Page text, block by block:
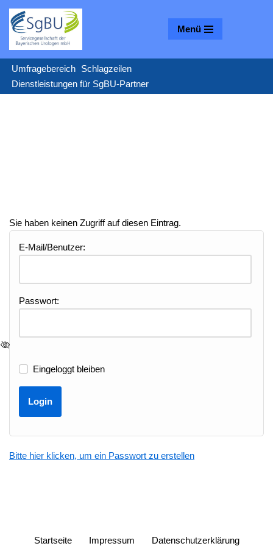
Zum
Inhalt
springen
Menü
Umfragebereich Schlagzeilen
Dienstleistungen für SgBU-Partner
Sie haben keinen Zugriff auf diesen Eintrag.
E-Mail/Benutzer:
Passwort:
Eingeloggt bleiben
Bitte hier klicken, um ein Passwort zu erstellen
Startseite Impressum Datenschutzerklärung